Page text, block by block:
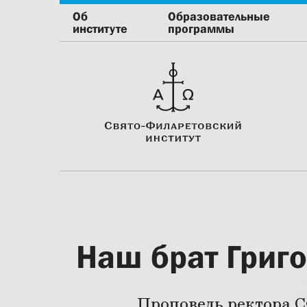
Об
институте
Образовательные
программы
Наш брат